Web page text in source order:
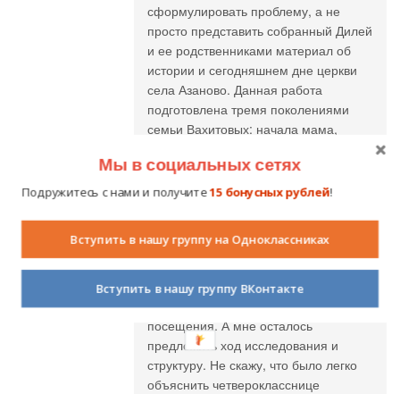
сформулировать проблему, а не
просто представить собранный Дилей
и ее родственниками материал об
истории и сегодняшнем дне церкви
села Азаново. Данная работа
подготовлена тремя поколениями
семьи Вахитовых: начала мама,
закончила - младшая. Они все
являются прихожанами храма.
свидетелем изменений и в храме, и в
отношении к нему односельчан. Она
выясняла как люди относятся к храму
и что испытывают после его
посещения. А мне осталось
предложить ход исследования и
структуру. Не скажу, что было легко
объяснить четверокласснице
Мы в социальных сетях
Подружитесь с нами и получите15 бонусных рублей!
Вступить в нашу группу на Одноклассниках
Вступить в нашу группу ВКонтакте